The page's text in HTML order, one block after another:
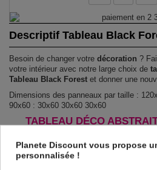
Descriptif Tableau Black
Besoin de changer votre décoration ?
votre intérieur avec notre large choix de
Tableau Black Forest et donner une
Dimensions des panneaux par taille :
90x60 : 30x60 30x60 30x60
TABLEAU DÉCO
de haute qualité qui reflète parfaitement
parfaitement reproduits. Grâce à une
Planete Discount vous propose
personnalisée !